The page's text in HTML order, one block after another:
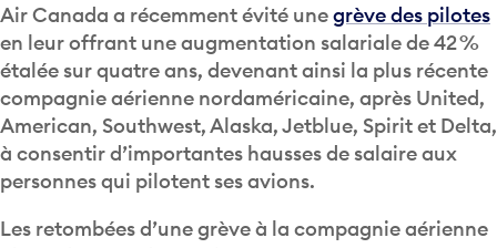
Air Canada a récemment évité unegrève des pilotes
en leur offrant une augmentation salariale de 42 %
étalée sur quatre ans, devenant ainsi la plus récente
compagnie aérienne nordaméricaine, après United,
American, Southwest, Alaska, Jetblue, Spirit et Delta,
à consentir d’importantes hausses de salaire aux
personnes qui pilotent ses avions.
Les retombées d’une grève à la compagnie aérienne